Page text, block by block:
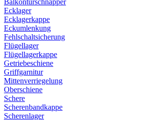
Ecklager
Ecklagerkappe
Eckumlenkung
Fehlschaltsicherung
Flügellager
Flügellagerkappe
Getriebeschiene
Griffgarnitur
Mittenverriegelung
Oberschiene
Schere
Scherenbandkappe
Scherenlager